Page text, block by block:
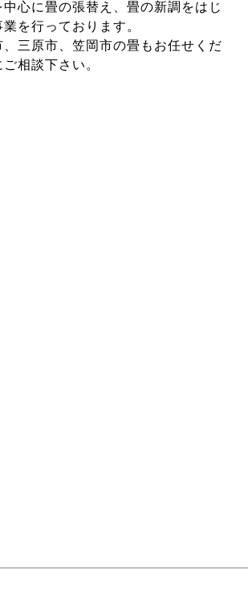
中心に畳の張替え、畳の新調をはじ
を行っております。
、三原市、笠岡市の畳もお任せくだ
相談下さい。